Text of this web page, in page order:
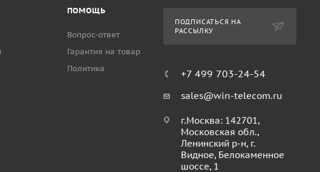
ПОМОЩЬ
Вопрос-ответ
Гарантия на товар
Политика
ПОДПИСАТЬСЯ НА
РАССЫЛКУ
+7 499 703-24-54
sales@win-telecom.ru
г.Москва: 142701,
Московская обл.,
Ленинский р-н, г.
Видное, Белокаменное
шоссе, 1